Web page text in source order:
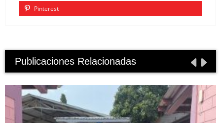
Pinterest
Publicaciones Relacionadas